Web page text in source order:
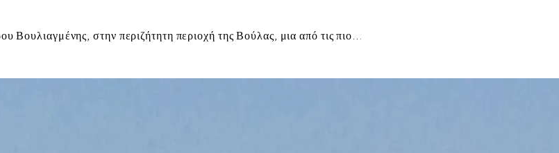
Βουλιαγμένης, στην περιζήτητη περιοχή της Βούλας, μια από τις πιο…